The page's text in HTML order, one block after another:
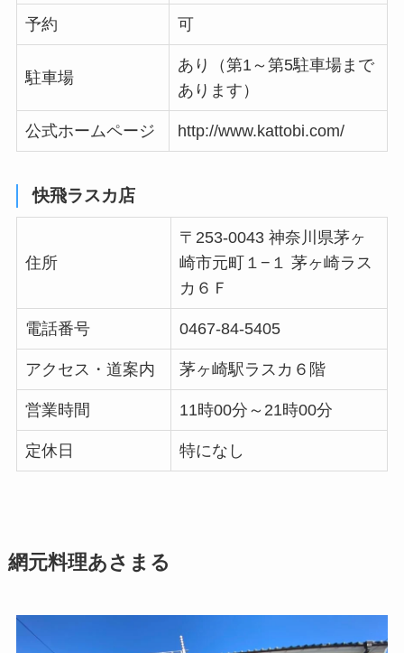
予約 可
駐車場
あり（第1～第5駐車場まで
あります）
公式ホームページ http://www.kattobi.com/
快飛ラスカ店
住所
〒253-0043 神奈川県茅ヶ
崎市元町１−１ 茅ヶ崎ラス
カ６Ｆ
電話番号 0467-84-5405
アクセス・道案内 茅ヶ崎駅ラスカ６階
営業時間 11時00分～21時00分
定休日 特になし
網元料理あさまる